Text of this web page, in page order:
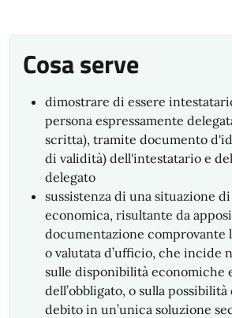
Cosa serve
dimostrare di essere
persona espressamente
scritta), tramite documento
di validità) dell'intestatario e
delegato
sussistenza di una situazione
economica, risultante da
documentazione comprovante
o valutata d’ufficio, che incide
sulle disponibilità economiche
dell’obbligato, o sulla
debito in un’unica soluzione